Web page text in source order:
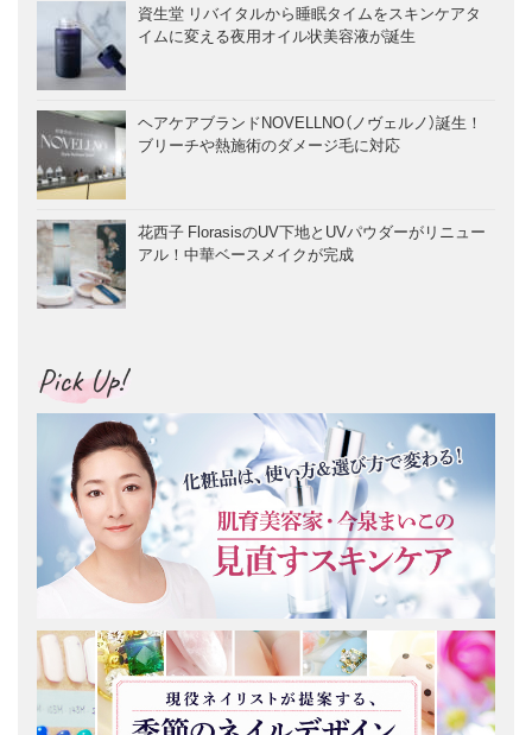
資生堂 リバイタルから睡眠タイムをスキンケアタ
イムに変える夜用オイル状美容液が誕生
ヘアケアブランドNOVELLNO（ノヴェルノ）誕生！
ブリーチや熱施術のダメージ毛に対応
花西子 FlorasisのUV下地とUVパウダーがリニュー
アル！中華ベースメイクが完成
Pick Up!